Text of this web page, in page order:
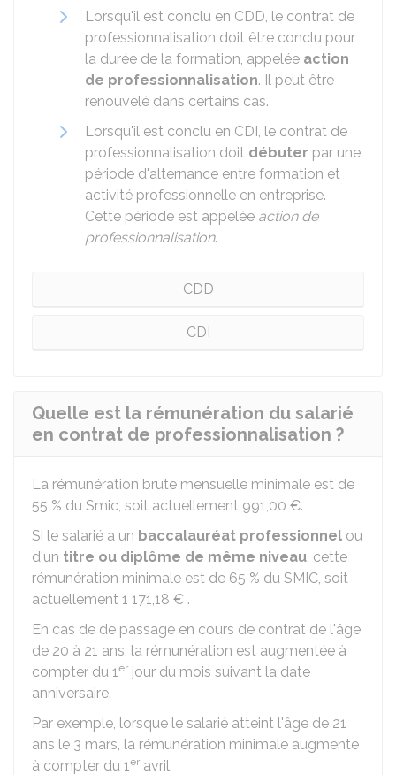
Lorsqu'il est conclu en CDD, le contrat de
professionnalisation doit être conclu pour
la durée de la formation, appelée action
de professionnalisation. Il peut être
renouvelé dans certains cas.
Lorsqu'il est conclu en CDI, le contrat de
professionnalisation doit débuter par une
période d'alternance entre formation et
activité professionnelle en entreprise.
Cette période est appelée action de
professionnalisation.
CDD
CDI
Quelle est la rémunération du salarié
en contrat de professionnalisation ?
La rémunération brute mensuelle minimale est de
55 % du Smic, soit actuellement 991,00 €.
Si le salarié a un baccalauréat professionnel ou
d'un titre ou diplôme de même niveau, cette
rémunération minimale est de 65 % du SMIC, soit
actuellement 1 171,18 € .
En cas de de passage en cours de contrat de l'âge
de 20 à 21 ans, la rémunération est augmentée à
compter du 1er jour du mois suivant la date
anniversaire.
Par exemple, lorsque le salarié atteint l'âge de 21
ans le 3 mars, la rémunération minimale augmente
à compter du 1er avril.